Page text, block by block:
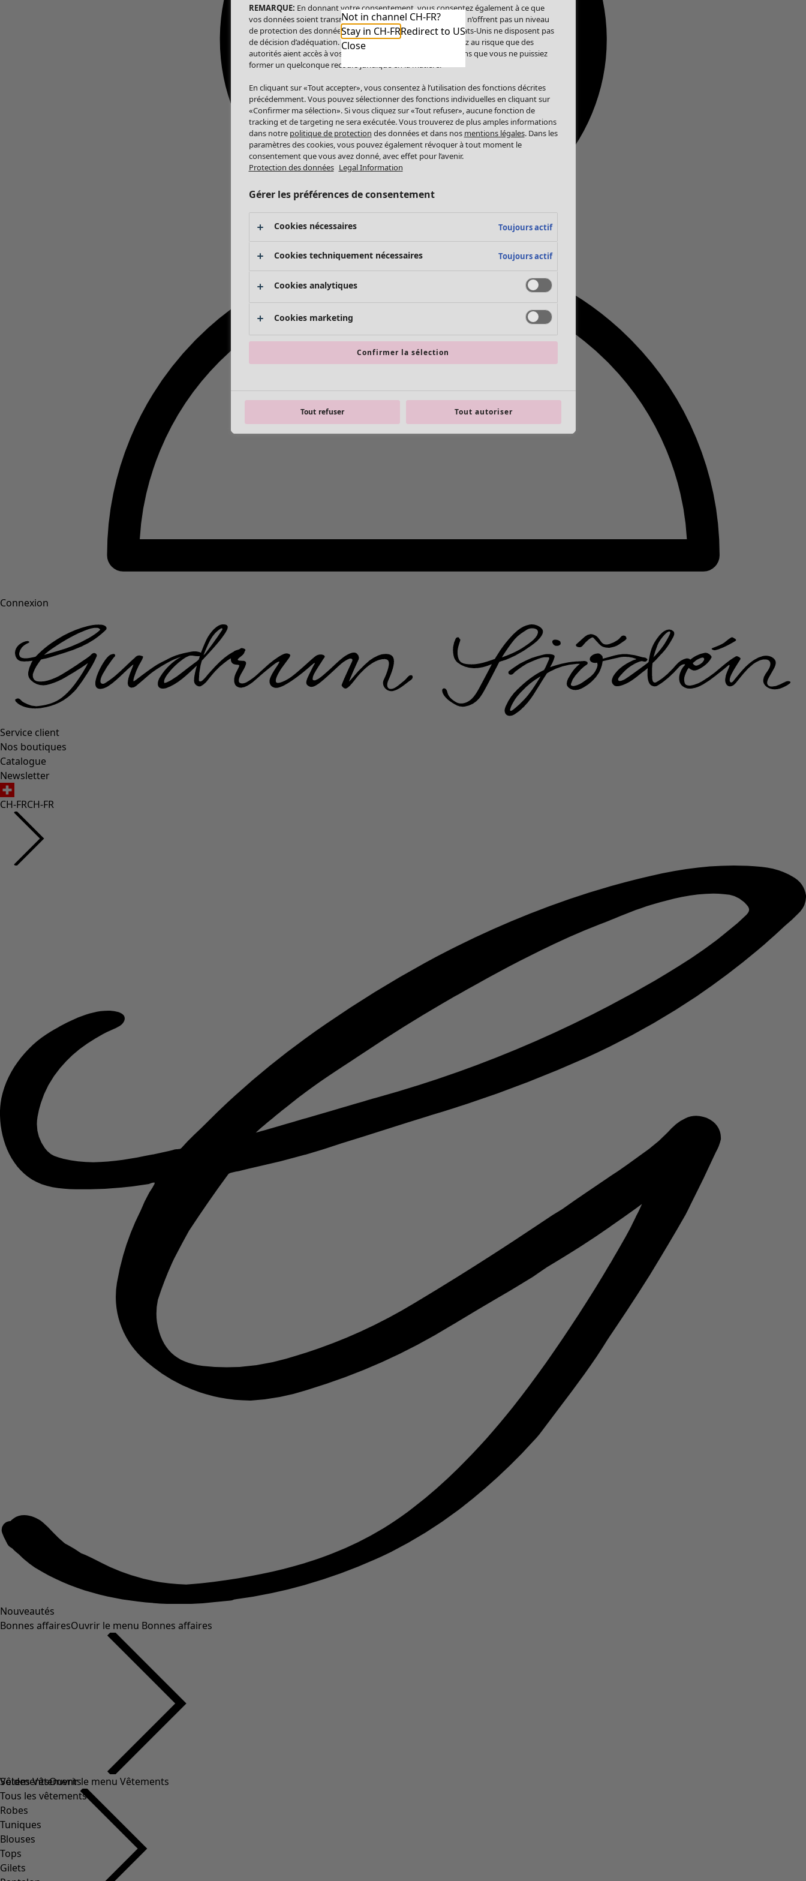
Connexion
Service client
Nos boutiques
Catalogue
Newsletter
CH-FRCH-FR
Nouveautés
Bonnes affairesOuvrir le menu Bonnes affaires
Soldes Vêtements
Tous les vêtements
Robes
Tuniques
Blouses
Tops
Gilets
VêtementsOuvrir le menu Vêtements
Not in channel CH-FR?
Stay in CH-FRRedirect to US
Close
REMARQUE: En donnant votre consentement, vous consentez également à ce que
vos données soient transmises aux États-Unis. Les États-Unis n’offrent pas un niveau
de protection des données comparable à celui de l’UE. Les États-Unis ne disposent pas
de décision d’adéquation. Par conséquent, vous vous exposez au risque que des
autorités aient accès à vos données à caractère personnel sans que vous ne puissiez
former un quelconque recours juridique en la matière.
En cliquant sur «Tout accepter», vous consentez à l’utilisation des fonctions décrites
précédemment. Vous pouvez sélectionner des fonctions individuelles en cliquant sur
«Confirmer ma sélection». Si vous cliquez sur «Tout refuser», aucune fonction de
tracking et de targeting ne sera exécutée. Vous trouverez de plus amples informations
dans notre politique de protection des données et dans nos mentions légales. Dans les
paramètres des cookies, vous pouvez également révoquer à tout moment le
consentement que vous avez donné, avec effet pour l’avenir.
Protection des données Legal Information
Gérer les préférences de consentement
Cookies nécessaires Toujours actif
Cookies techniquement nécessaires Toujours actif
Cookies analytiques
Cookies marketing
Confirmer la sélection
Tout refuser Tout autoriser